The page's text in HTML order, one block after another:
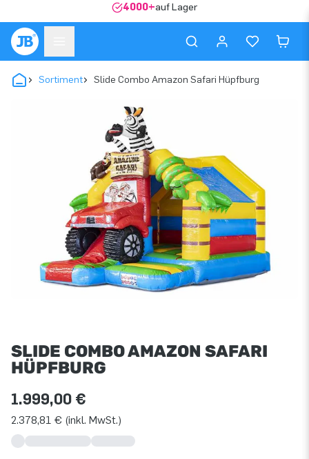
4000+auf Lager
Sortiment Slide Combo Amazon Safari Hüpfburg
SLIDE COMBO AMAZON SAFARI
HÜPFBURG
1.999,00 €
2.378,81 € (inkl. MwSt.)